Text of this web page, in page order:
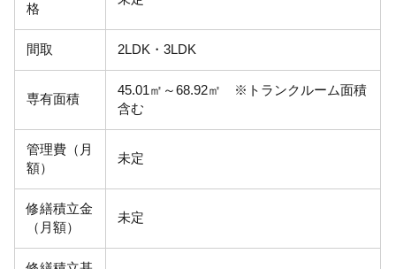
格
間取 2LDK・3LDK
専有面積
45.01㎡～68.92㎡ ※トランクルーム面積
含む
管理費（月
額）
未定
修繕積立金
（月額）
未定